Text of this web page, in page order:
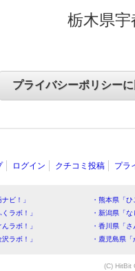
栃木県
ログイン クチコミ投稿 プラ
ビ！」
・熊本県「
ラボ！」
・新潟県「
ラボ！」
・香川県「
ラボ！」
・鹿児島県
(C) HitBit